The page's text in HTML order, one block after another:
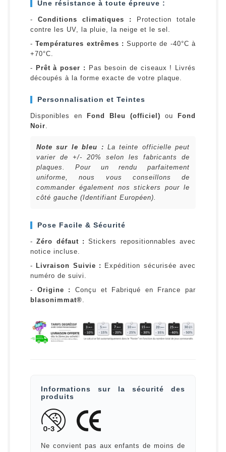
Une résistance à toute épreuve :
- Conditions climatiques :
Protection totale
contre les UV, la pluie, la neige et le sel.
-Températures extrêmes : Supporte de -40°C à
+70°C.
- Prêt à poser :
Pas besoin de ciseaux ! Livrés
découpés à la forme exacte de votre plaque.
Personnalisation et Teintes
Disponibles en Fond Bleu (officiel) ou
Fond
Noir.
Note sur le bleu : La teinte officielle peut
varier de +/- 20% selon les fabricants de
plaques. Pour un rendu parfaitement
uniforme, nous vous conseillons de
commander également nos stickers pour le
côté gauche (Identifiant Européen).
Pose Facile & Sécurité
-Zéro défaut : Stickers repositionnables avec
notice incluse.
- Livraison Suivie :
Expédition sécurisée avec
numéro de suivi.
- Origine :
Conçu et Fabriqué en France par
blasonimmat®.
Informations sur la sécurité des
produits
Ne convient pas aux enfants de moins de